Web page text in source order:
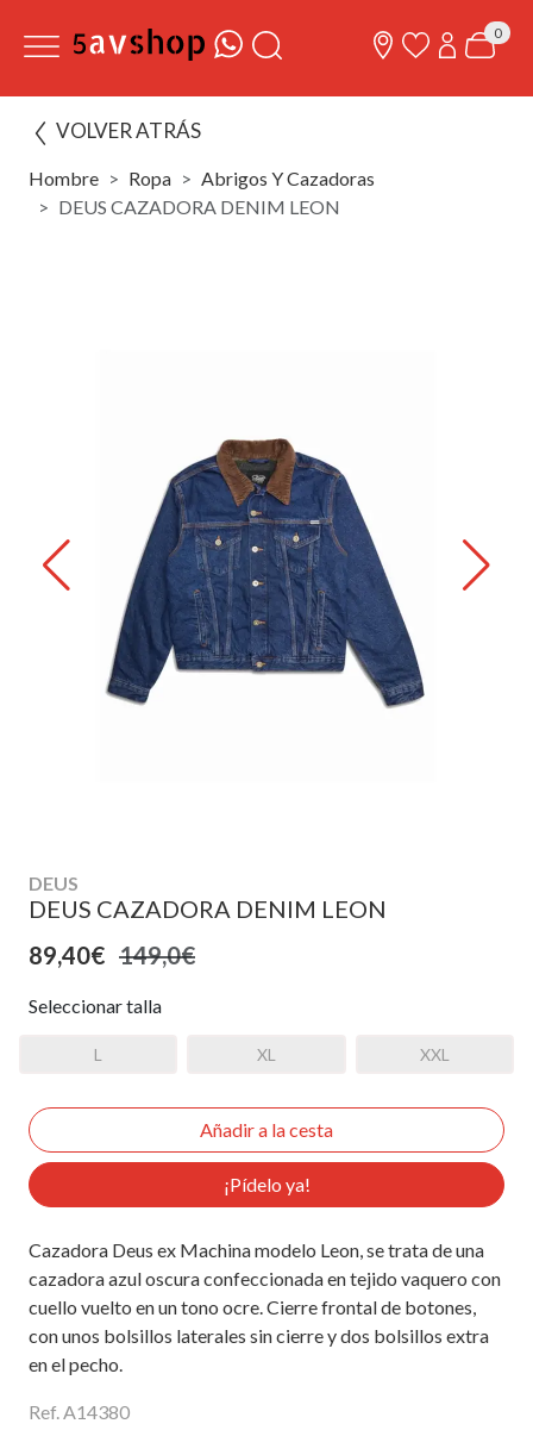
0
VOLVER ATRÁS
Hombre Ropa
Abrigos Y Cazadoras
DEUS CAZADORA DENIM LEON
DEUS
DEUS CAZADORA DENIM LEON
89,40€ 149,0€
Seleccionar talla
L XL XXL
¡Pídelo ya!
Cazadora Deus ex Machina modelo Leon, se trata de una
cazadora azul oscura confeccionada en tejido vaquero con
cuello vuelto en un tono ocre. Cierre frontal de botones,
con unos bolsillos laterales sin cierre y dos bolsillos extra
en el pecho.
Ref. A14380